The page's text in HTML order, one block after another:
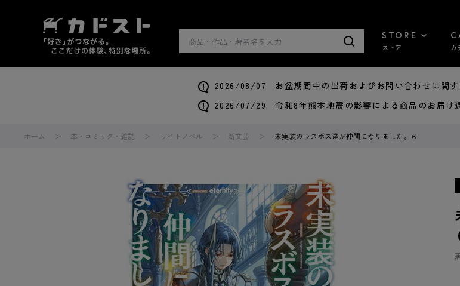
STORE
ストア カ
2026/08/07 お盆期間中の出荷およびお問い合わせに関す
2026/07/29 令和8年熊本地震の影響による商品のお届け
ホーム 本・コミック・雑誌 ライトノベル 新文芸 未実装のラスボス達が仲間になりました。６